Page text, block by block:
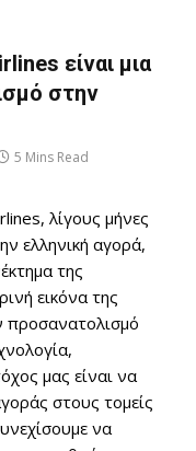
είναι μια
στην
5 Mins Read
λίγους μήνες
ελληνική αγορά,
της
εικόνα της
προσανατολισμό
μας είναι να
στους τομείς
να